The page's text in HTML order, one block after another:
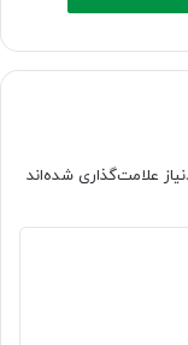
علامت‌گذاری شده‌اند